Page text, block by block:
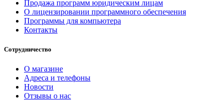
Продажа программ юридическим лицам
О лицензировании программного обеспечения
Программы для компьютера
Контакты
Сотрудничество
О магазине
Адреса и телефоны
Новости
Отзывы о нас